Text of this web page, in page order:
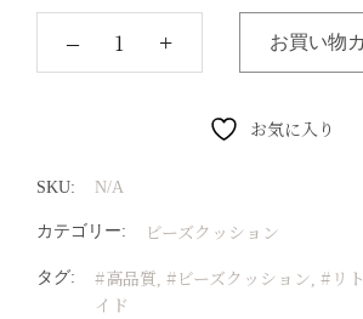
‒ + お買い物
お気に入り
SKU: N/A
カテゴリー: ビーズクッション
タグ: #高品質, #ビーズクッション, #リ
イド